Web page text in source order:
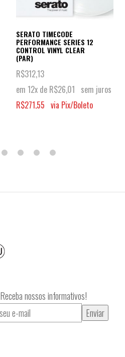
SERATO TIMECODE
PERFORMANCE SERIES 12
CONTROL VINYL CLEAR
(PAR)
R$312,13
em 12x de R$26,01 sem juros
R$271,55 via Pix/Boleto
Receba nossos informativos!